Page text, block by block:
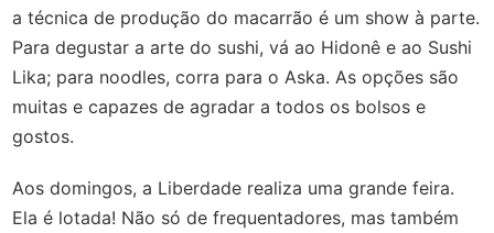
a técnica de produção do macarrão é um show à parte.
Para degustar a arte do sushi, vá ao Hidonê e ao Sushi
Lika; para noodles, corra para o Aska. As opções são
muitas e capazes de agradar a todos os bolsos e
gostos.
Aos domingos, a Liberdade realiza uma grande feira.
Ela é lotada! Não só de frequentadores, mas também